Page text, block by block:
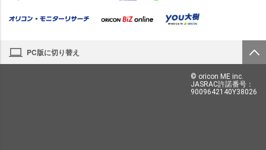
PC版に切り替え
© oricon ME inc.
JASRAC許諾番号：
9009642140Y38026